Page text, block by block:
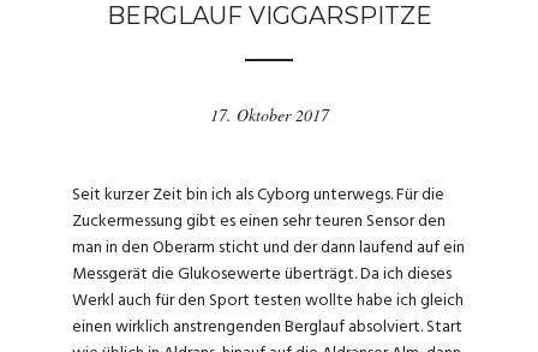
BERGLAUF VIGGARSPITZE
17. Oktober 2017
Seit kurzer Zeit bin ich als Cyborg unterwegs. Für die
Zuckermessung gibt es einen sehr teuren Sensor den
man in den Oberarm sticht und der dann laufend auf ein
Messgerät die Glukosewerte überträgt. Da ich dieses
Werkl auch für den Sport testen wollte habe ich gleich
einen wirklich anstrengenden Berglauf absolviert. Start